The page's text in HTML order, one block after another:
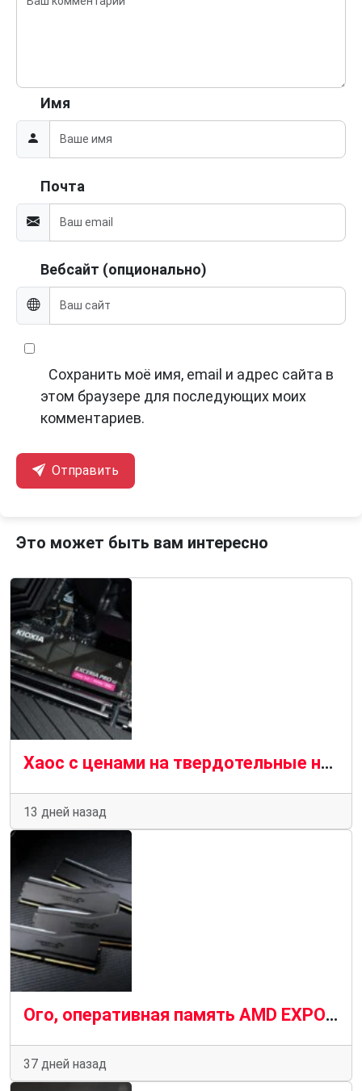
Имя
Почта
Вебсайт (опционально)
Сохранить моё имя, email и адрес сайта в
этом браузере для последующих моих
комментариев.
Отправить
Это может быть вам интересно
Хаос с ценами на твердотельные накопители может закончиться в 2027 году, поскольку предложение NAND превышает спрос
13 дней назад
Ого, оперативная память AMD EXPO ULL дебютирует по цене 1099 долларов, и это только за комплект CL26 объемом 32 ГБ
37 дней назад